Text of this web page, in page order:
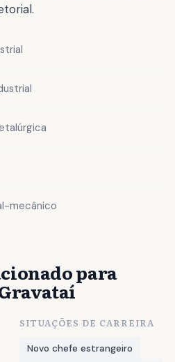
mecânico
para
SITUAÇÕES DE CARREIRA
Novo chefe estrangeiro